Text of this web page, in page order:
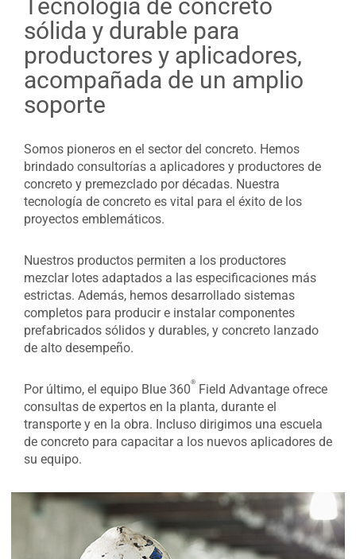
Tecnología de concreto
sólida y durable para
productores y aplicadores,
acompañada de un amplio
soporte
Somos pioneros en el sector del concreto. Hemos
brindado consultorías a aplicadores y productores de
concreto y premezclado por décadas. Nuestra
tecnología de concreto es vital para el éxito de los
proyectos emblemáticos.
Nuestros productos permiten a los productores
mezclar lotes adaptados a las especificaciones más
estrictas. Además, hemos desarrollado sistemas
completos para producir e instalar componentes
prefabricados sólidos y durables, y concreto lanzado
de alto desempeño.
Por último, el equipo Blue 360
®
Field Advantage ofrece
consultas de expertos en la planta, durante el
transporte y en la obra. Incluso dirigimos una escuela
de concreto para capacitar a los nuevos aplicadores de
su equipo.